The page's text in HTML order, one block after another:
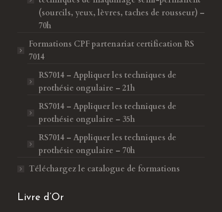
(sourcils, yeux, lèvres, taches de rousseur) –
70h
Formations CPFpartenariat certification RS
7014
RS7014 – Appliquer les techniques de
prothésie ongulaire – 21h
RS7014 – Appliquer les techniques de
prothésie ongulaire – 35h
RS7014 – Appliquer les techniques de
prothésie ongulaire – 70h
Téléchargez le catalogue de formations
Livre d’Or